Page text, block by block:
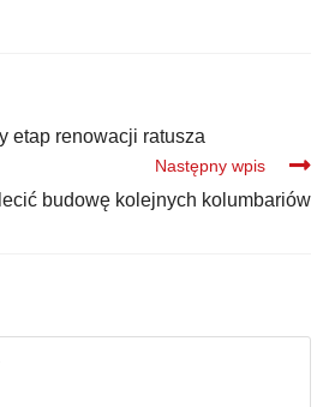
etap renowacji ratusza
Następny wpis
budowę kolejnych kolumbariów